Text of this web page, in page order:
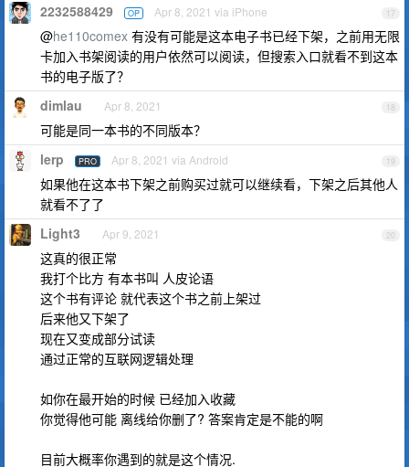
17
2232588429 OP Apr 8, 2021 via iPhone
@he110comex 有没有可能是这本电子书已经下架，之前用无限
卡加入书架阅读的用户依然可以阅读，但搜索入口就看不到这本
书的电子版了？
18
dimlau Apr 8, 2021
可能是同一本书的不同版本？
19
lerp PRO Apr 8, 2021 via Android
如果他在这本书下架之前购买过就可以继续看，下架之后其他人
就看不了了
20
Light3 Apr 9, 2021
这真的很正常
我打个比方 有本书叫 人皮论语
这个书有评论 就代表这个书之前上架过
后来他又下架了
现在又变成部分试读
通过正常的互联网逻辑处理
如你在最开始的时候 已经加入收藏
你觉得他可能 离线给你删了? 答案肯定是不能的啊
目前大概率你遇到的就是这个情况.